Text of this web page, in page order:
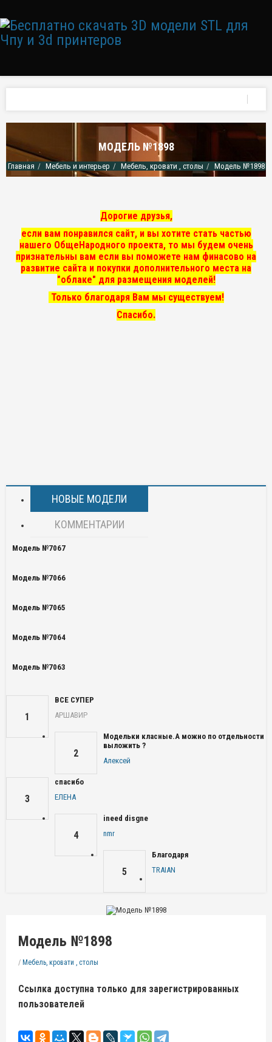
МОДЕЛЬ №1898
Главная Мебель и интерьер Мебель, кровати , столы Модель №1898
Дорогие друзья,
если вам понравился сайт, и вы хотите стать частью
нашего ОбщеНародного проекта, то мы будем очень
признательны вам если вы поможете нам финасово на
развитие сайта и покупки дополнительного места на
"облаке" для размещения моделей!
Только благодаря Вам мы существуем!
Спасибо.
НОВЫЕ МОДЕЛИ
КОММЕНТАРИИ
Модель №7067
Модель №7066
Модель №7065
Модель №7064
Модель №7063
1
ВСЕ СУПЕР
АРШАВИР
2
Модельки класные.А можно по отдельности
выложить ?
Алексей
3
спасибо
ЕЛЕНА
4
ineed disgne
nmr
5
Благодаря
TRAIAN
Модель №1898
/ Мебель, кровати , столы
Ссылка доступна только для зарегистрированных
пользователей